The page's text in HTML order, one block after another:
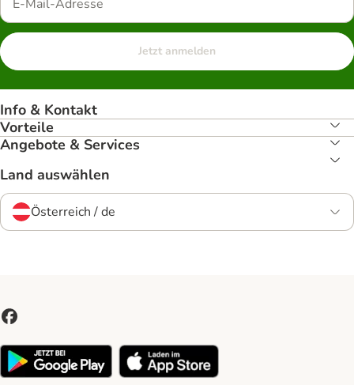
Jetzt anmelden
Info & Kontakt
Vorteile
Angebote & Services
Land auswählen
Österreich / de